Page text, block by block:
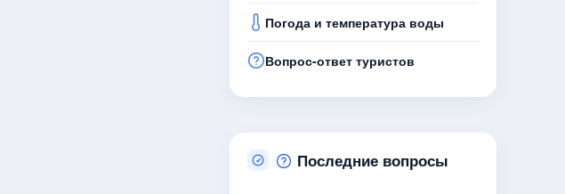
Погода и температура воды
Вопрос-ответ туристов
Последние вопросы